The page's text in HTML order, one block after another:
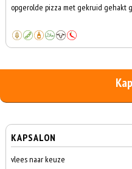
opgerolde pizza met gekruid gehakt
KAPSALON
vlees naar keuze